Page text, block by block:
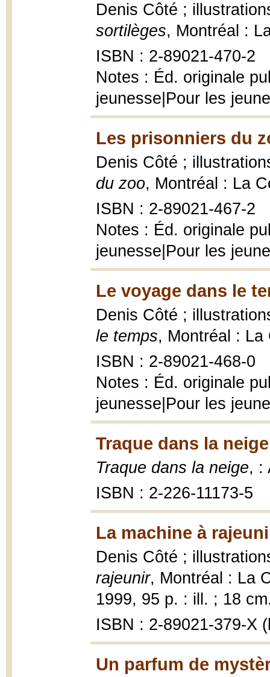
Denis Côté ;
sortilèges, Montréal :
ISBN : 2-89021-470-2
Notes : Éd. originale
jeunesse|Pour les
Les prisonniers du
Denis Côté ;
du zoo, Montréal : La
ISBN : 2-89021-467-2
Notes : Éd. originale
jeunesse|Pour les
Le voyage dans le
Denis Côté ;
le temps, Montréal : La
ISBN : 2-89021-468-0
Notes : Éd. originale
jeunesse|Pour les
Traque dans la
Traque dans la neige, :
ISBN : 2-226-11173-5
La machine à
Denis Côté ;
rajeunir, Montréal : La
1999, 95 p. : ill. ; 18
ISBN : 2-89021-379-X
Un parfum de